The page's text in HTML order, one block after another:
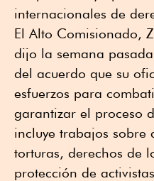
internacionales de
El Alto Comisionado,
dijo la semana
del acuerdo que su
esfuerzos para
garantizar el proceso
incluye trabajos sobre
torturas, derechos de
protección de